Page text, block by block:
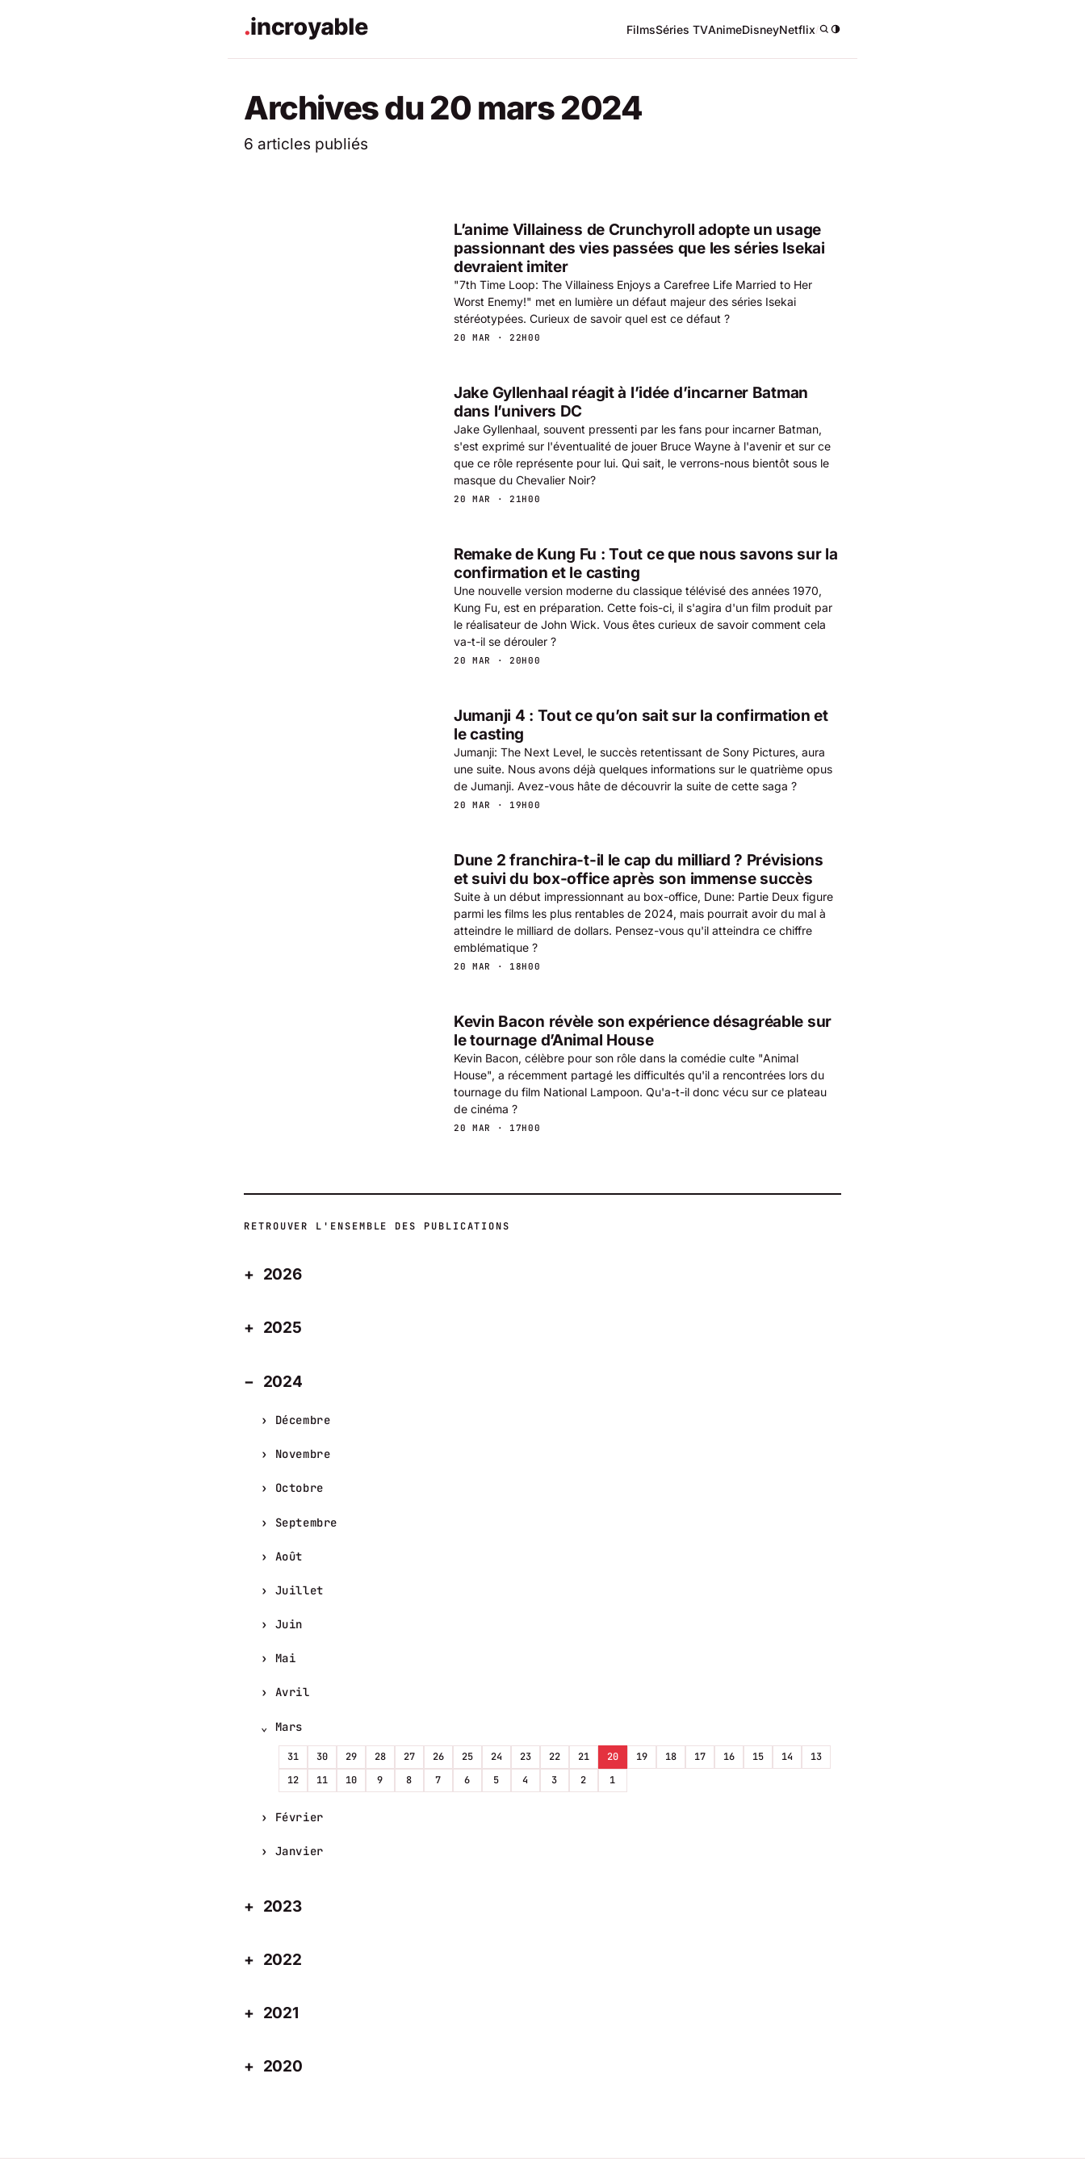
FilmsSéries TVAnimeDisneyNetflix/
Archives du 20 mars 2024
6 articles publiés
L’anime Villainess de Crunchyroll adopte un usage
passionnant des vies passées que les séries Isekai
devraient imiter
"7th Time Loop: The Villainess Enjoys a Carefree Life Married to Her
Worst Enemy!" met en lumière un défaut majeur des séries Isekai
stéréotypées. Curieux de savoir quel est ce défaut ?
20 MAR · 22H00
Jake Gyllenhaal réagit à l’idée d’incarner Batman
dans l’univers DC
Jake Gyllenhaal, souvent pressenti par les fans pour incarner Batman,
s'est exprimé sur l'éventualité de jouer Bruce Wayne à l'avenir et sur ce
que ce rôle représente pour lui. Qui sait, le verrons-nous bientôt sous le
masque du Chevalier Noir?
20 MAR · 21H00
Remake de Kung Fu : Tout ce que nous savons sur la
confirmation et le casting
Une nouvelle version moderne du classique télévisé des années 1970,
Kung Fu, est en préparation. Cette fois-ci, il s'agira d'un film produit par
le réalisateur de John Wick. Vous êtes curieux de savoir comment cela
va-t-il se dérouler ?
20 MAR · 20H00
Jumanji 4 : Tout ce qu’on sait sur la confirmation et
le casting
Jumanji: The Next Level, le succès retentissant de Sony Pictures, aura
une suite. Nous avons déjà quelques informations sur le quatrième opus
de Jumanji. Avez-vous hâte de découvrir la suite de cette saga ?
20 MAR · 19H00
Dune 2 franchira-t-il le cap du milliard ? Prévisions
et suivi du box-office après son immense succès
Suite à un début impressionnant au box-office, Dune: Partie Deux figure
parmi les films les plus rentables de 2024, mais pourrait avoir du mal à
atteindre le milliard de dollars. Pensez-vous qu'il atteindra ce chiffre
emblématique ?
20 MAR · 18H00
Kevin Bacon révèle son expérience désagréable sur
le tournage d’Animal House
Kevin Bacon, célèbre pour son rôle dans la comédie culte "Animal
House", a récemment partagé les difficultés qu'il a rencontrées lors du
tournage du film National Lampoon. Qu'a-t-il donc vécu sur ce plateau
de cinéma ?
20 MAR · 17H00
RETROUVER L'ENSEMBLE DES PUBLICATIONS
2026
2025
2024
Décembre
Novembre
Octobre
Septembre
Août
Juillet
Juin
Mai
Avril
Mars
31 30 29 28 27 26 25 24 23 22 21 20 19 18 17 16 15 14
13
12
11 10 9 8 7 6 5 4 3 2 1
Février
Janvier
2023
2022
2021
2020